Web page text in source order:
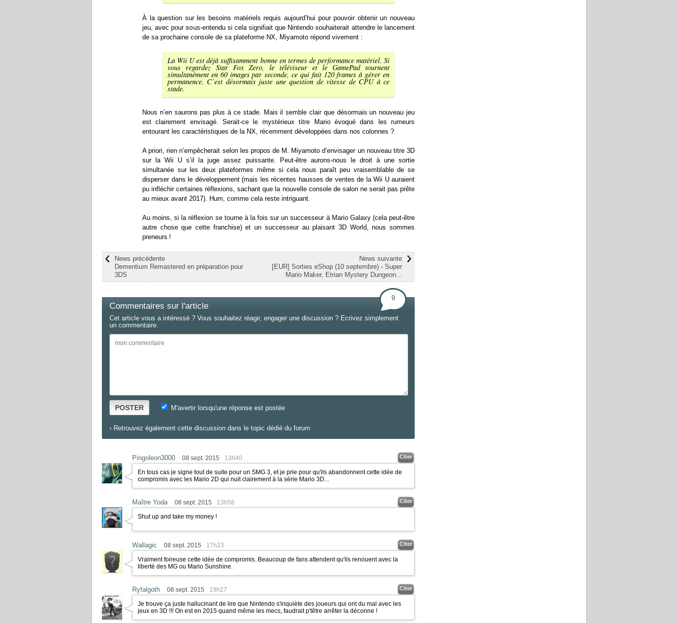
À la question sur les besoins matériels requis aujourd’hui pour pouvoir obtenir un nouveau
jeu, avec pour sous-entendu si cela signifiait que Nintendo souhaiterait attendre le lancement
de sa prochaine console de sa plateforme NX, Miyamoto répond vivement :
La Wii U est déjà suffisamment bonne en termes de performance matériel. Si
vous regardez Star Fox Zero, le téléviseur et le GamePad tournent
simultanément en 60 images par seconde, ce qui fait 120 frames à gérer en
permanence. C’est désormais juste une question de vitesse de CPU à ce
stade.
Nous n’en saurons pas plus à ce stade. Mais il semble clair que désormais un nouveau jeu
est clairement envisagé. Serait-ce le mystérieux titre Mario évoqué dans les rumeurs
entourant les caractéristiques de la NX, récemment développées dans nos colonnes ?
A priori, rien n’empêcherait selon les propos de M. Miyamoto d’envisager un nouveau titre 3D
sur la Wii U s’il la juge assez puissante. Peut-être aurons-nous le droit à une sortie
simultanée sur les deux plateformes même si cela nous paraît peu vraisemblable de se
disperser dans le développement (mais les récentes hausses de ventes de la Wii U auraient
pu infléchir certaines réflexions, sachant que la nouvelle console de salon ne serait pas prête
au mieux avant 2017). Hum, comme cela reste intriguant.
Au moins, si la réflexion se tourne à la fois sur un successeur à Mario Galaxy (cela peut-être
autre chose que cette franchise) et un successeur au plaisant 3D World, nous sommes
preneurs !
News suivante
[EUR] Sorties eShop (10 septembre) - Super
Mario Maker, Etrian Mystery Dungeon...
News précédente
Dementium Remastered en préparation pour
3DS
Commentaires sur l'article
9
Cet article vous a intéressé ? Vous souhaitez réagir, engager une discussion ? Ecrivez simplement
un commentaire.
POSTER M'avertir lorsqu'une réponse est postée
› Retrouvez également cette discussion dans le topic dédié du forum
Pingoleon3000 08 sept. 2015 13h40 Citer
En tous cas je signe tout de suite pour un SMG 3, et je prie pour qu'ils abandonnent cette idée de
compromis avec les Mario 2D qui nuit clairement à la série Mario 3D...
Maître Yoda 08 sept. 2015 13h56 Citer
Shut up and take my money !
Wallagic 08 sept. 2015 17h23 Citer
Vraiment foireuse cette idée de compromis. Beaucoup de fans attendent qu'ils renouent avec la
liberté des MG ou Mario Sunshine.
Ryfalgoth 08 sept. 2015 19h27 Citer
Je trouve ça juste hallucinant de lire que Nintendo s'inquiète des joueurs qui ont du mal avec les
jeux en 3D !!! On est en 2015 quand même les mecs, faudrait p'têtre arrêter la déconne !